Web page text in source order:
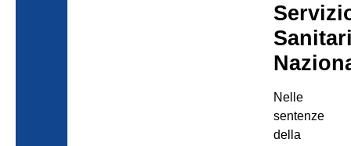
Nelle
sentenze
della